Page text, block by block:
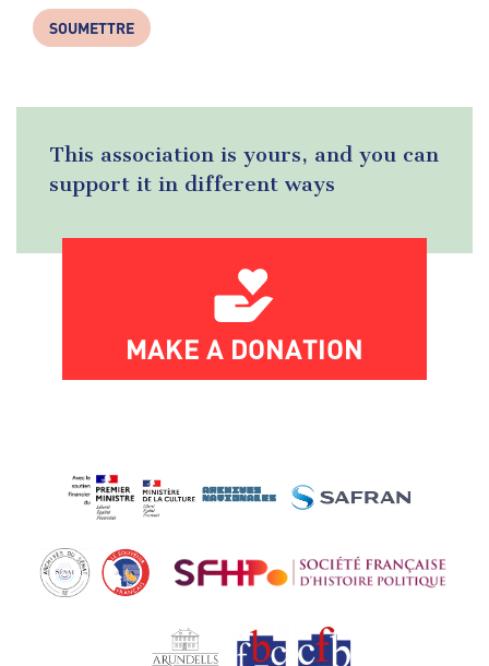
This association is yours, and you can
support it in different ways
MAKE A DONATION